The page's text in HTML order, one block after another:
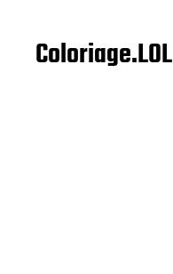
Coloriage.LOL